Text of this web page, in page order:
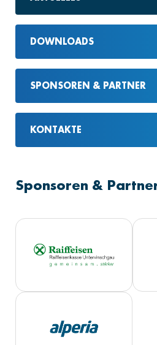
DOWNLOADS
SPONSOREN & PARTNER
KONTAKTE
Sponsoren &